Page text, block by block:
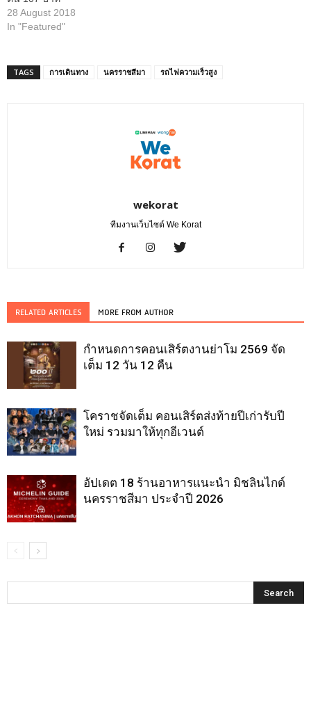
28 August 2018
In "Featured"
TAGS การเดินทาง นครราชสีมา รถไฟความเร็วสูง
wekorat
ทีมงานเว็บไซต์ We Korat
RELATED ARTICLES MORE FROM AUTHOR
กำหนดการคอนเสิร์ตงานย่าโม 2569 จัด
เต็ม 12 วัน 12 คืน
โคราชจัดเต็ม คอนเสิร์ตส่งท้ายปีเก่ารับปี
ใหม่ รวมมาให้ทุกอีเวนต์
อัปเดต 18 ร้านอาหารแนะนำ มิชลินไกด์
นครราชสีมา ประจำปี 2026